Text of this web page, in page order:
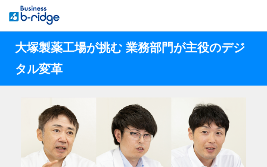
大塚製薬工場が挑む 業務部門が主役のデジ
タル変革